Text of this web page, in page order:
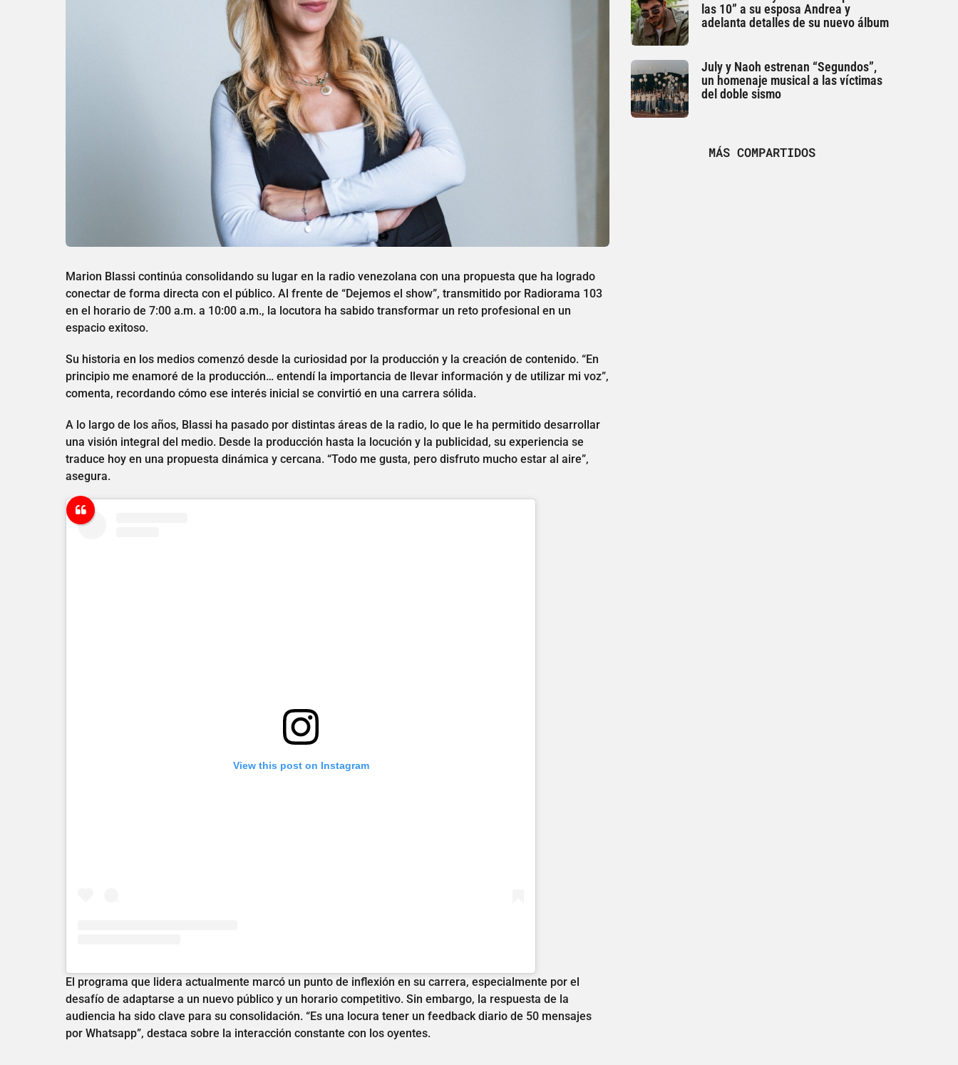
Marion Blassi continúa consolidando su lugar en la radio venezolana con una propuesta que ha logrado
conectar de forma directa con el público. Al frente de “Dejemos el show”, transmitido por Radiorama 103
en el horario de 7:00 a.m. a 10:00 a.m., la locutora ha sabido transformar un reto profesional en un
espacio exitoso.
Su historia en los medios comenzó desde la curiosidad por la producción y la creación de contenido. “En
principio me enamoré de la producción… entendí la importancia de llevar información y de utilizar mi voz”,
comenta, recordando cómo ese interés inicial se convirtió en una carrera sólida.
A lo largo de los años, Blassi ha pasado por distintas áreas de la radio, lo que le ha permitido desarrollar
una visión integral del medio. Desde la producción hasta la locución y la publicidad, su experiencia se
traduce hoy en una propuesta dinámica y cercana. “Todo me gusta, pero disfruto mucho estar al aire”,
asegura.
View this post on Instagram
El programa que lidera actualmente marcó un punto de inflexión en su carrera, especialmente por el
desafío de adaptarse a un nuevo público y un horario competitivo. Sin embargo, la respuesta de la
audiencia ha sido clave para su consolidación. “Es una locura tener un feedback diario de 50 mensajes
por Whatsapp”, destaca sobre la interacción constante con los oyentes.
las 10” a su esposa Andrea y
adelanta detalles de su nuevo álbum
July y Naoh estrenan “Segundos”,
un homenaje musical a las víctimas
del doble sismo
MÁS COMPARTIDOS